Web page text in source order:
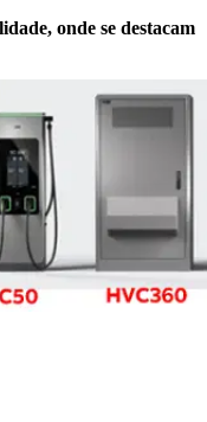
onde se destacam